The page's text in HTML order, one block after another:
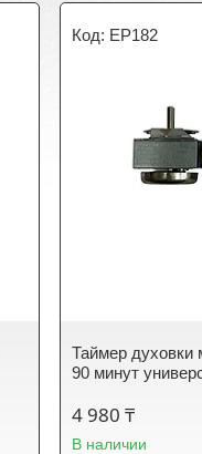
EP182
Таймер духовки
90 минут
4 980 ₸
В наличии